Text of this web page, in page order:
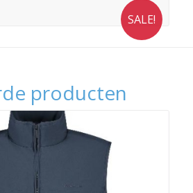
SALE!
producten